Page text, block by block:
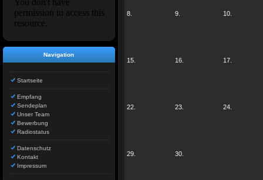
Navigation
Startseite
Empfang
Sendeplan
Unser Team
Bewerbung
Radiostatus
Datenschutz
Kontakt
Impressum
8. 9. 10.
15. 16. 17.
22. 23. 24.
29. 30.